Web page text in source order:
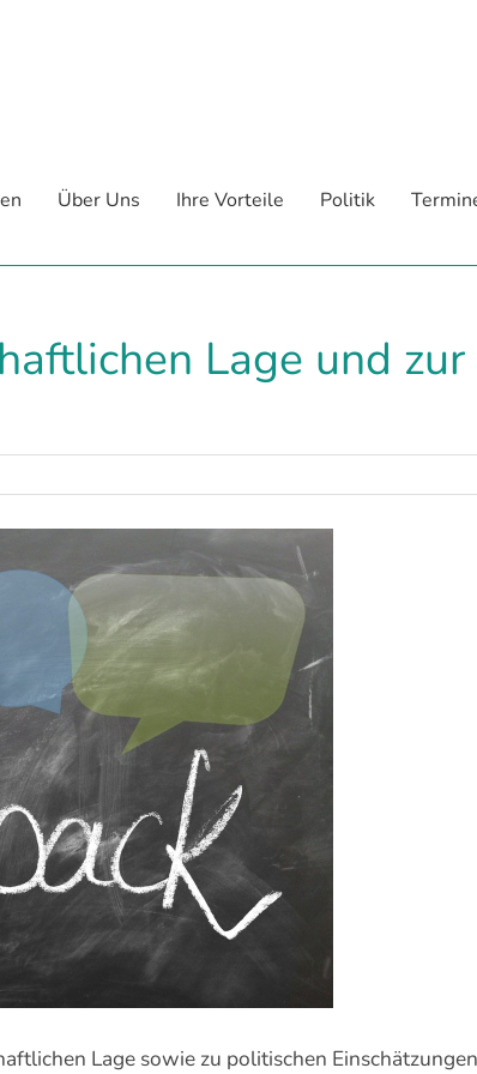
Über Uns Ihre Vorteile Politik
Lage und
Lage sowie zu politischen